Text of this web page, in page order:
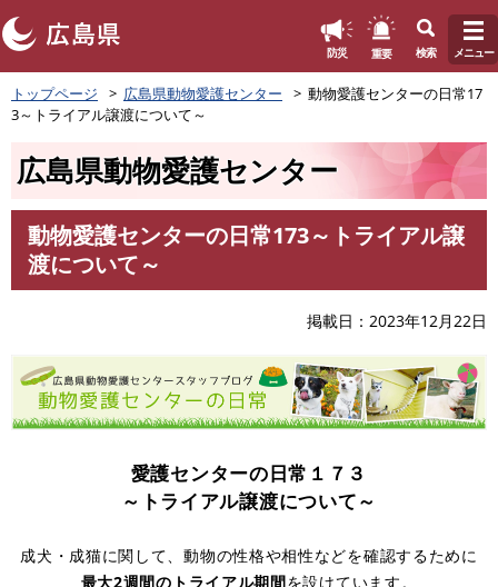
ペ
ー
ジ
防災 重要 検索 メニュー
トップページ 広島県動物愛護センター
動物愛護センターの日常17
3～トライアル譲渡について～
広島県動物愛護センター
動物愛護センターの日常173～トライアル譲
渡について～
掲載日 2023年12月22日
愛護センターの日常１７３
～トライアル譲渡について～
成犬・成猫に関して、動物の性格や相性などを確認するために
最大2週間のトライアル期間を設けています。